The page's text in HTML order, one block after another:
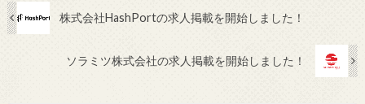
株式会社HashPortの求人掲載を開始しました！
ソラミツ株式会社の求人掲載を開始しました！